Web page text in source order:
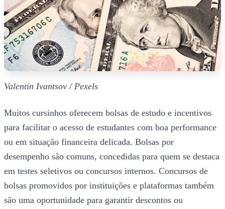
Valentin Ivantsov / Pexels
Muitos cursinhos oferecem bolsas de estudo e incentivos
para facilitar o acesso de estudantes com boa performance
ou em situação financeira delicada. Bolsas por
desempenho são comuns, concedidas para quem se destaca
em testes seletivos ou concursos internos. Concursos de
bolsas promovidos por instituições e plataformas também
são uma oportunidade para garantir descontos ou